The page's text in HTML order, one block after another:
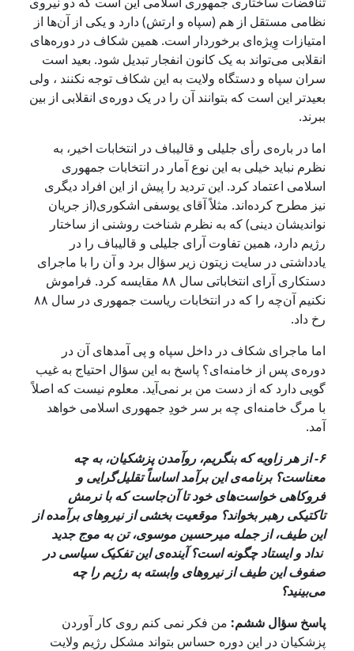
نظامی مستقل از هم (سپاه و ارتش) دارد و یکی از آن‌ها از
امتیازات وِیژه‌ای برخوردار است. همین شکاف در دوره‌های
انقلابی می‌تواند به یک کانون انفجار تبدیل شود. بعید است
سران سپاه و دستگاه ولایت به این شکاف توجه نکنند ، ولی
بعید‌تر این است که بتوانند آن را در یک دوره‌ی انقلابی از بین
ببرند.
اما در باره‌ی رأی جلیلی و قالیباف در انتخابات اخیر، به
نظرم نباید خیلی به این نوع آمار در انتخابات جمهوری
اسلامی اعتماد کرد. این تردید را پیش از این افراد دیگری
نیز مطرح کرده‌اند. مثلاً آقای یوسفی اشکوری(از جریان
نواندیشان دینی) که به نظرم شناخت روشنی از ساختار
رژیم دارد، همین تفاوت آرای جلیلی و قالیباف را در
یادداشتی در سایت زیتون زیر سؤال برد و آن را با ماجرای
دستکاری آرای انتخاباتی سال ۸۸ مقایسه کرد. فراموش
نکنیم آن‌چه را که در انتخابات ریاست جمهوری در سال ۸۸
رخ داد.
اما ماجرای شکاف در داخل سپاه و پی آمدهای آن در
دوره‌ی پس از خامنه‌ای؟ پاسخ به این سؤال احتیاج به غیب
گویی دارد که از دست من بر نمی‌آید. معلوم نیست که اصلاً
با مرگ خامنه‌ای چه بر سر خودِ جمهوری اسلامی خواهد
آمد.
۶- از هر زاویه که بنگریم، رو‌آمدن پزشکیان، به چه
معناست؟ برنامه‌ی این برآمد اساساً تقلیل‌گرایی و
فروکاهی خواست‌های خود تا آن‌جاست که با نرمش
تاکتیکی رهبر بخواند؟ موقعیت بخشی از نیروهای برآمده از
این طیف، از جمله میرحسین موسوی، تن به موج جدید
نداد و ایستاد چگونه است؟ آینده‌ی این تفکیک سیاسی در
صفوف این طیف از نیروهای وابسته به رژیم را چه
می‌بینید؟
پاسخ سؤال ششم:من فکر نمی کنم روی کار آوردن
پزشکیان در این دوره حساس بتواند مشکل رژیم ولایت